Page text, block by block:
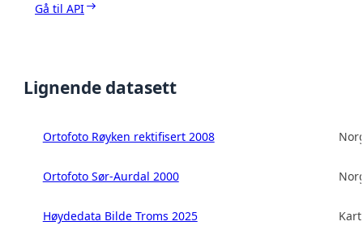
Gå til API
Lignende datasett
Ortofoto Røyken rektifisert 2008
Ortofoto Sør-Aurdal 2000
Høydedata Bilde Troms 2025